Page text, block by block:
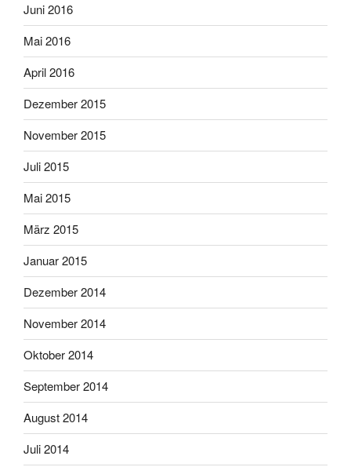
Juni 2016
Mai 2016
April 2016
Dezember 2015
November 2015
Juli 2015
Mai 2015
März 2015
Januar 2015
Dezember 2014
November 2014
Oktober 2014
September 2014
August 2014
Juli 2014